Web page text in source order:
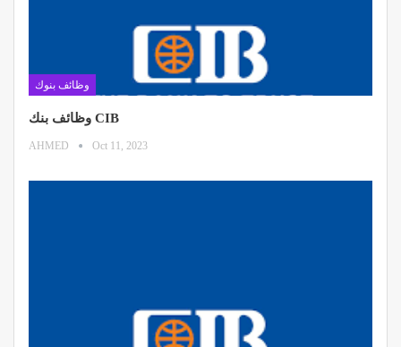
وظائف بنوك
وظائف بنك CIB
AHMED Oct 11, 2023